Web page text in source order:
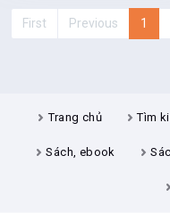
First Previous 1
Trang chủ Tìm
Sách, ebook